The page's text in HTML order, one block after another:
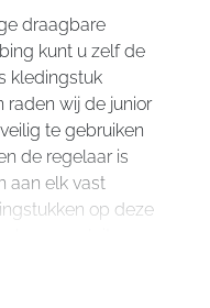
draagbare
kunt u zelf de
kledingstuk
raden wij de junior
te gebruiken
de regelaar is
aan elk vast
op deze
nodig. Zo regelt